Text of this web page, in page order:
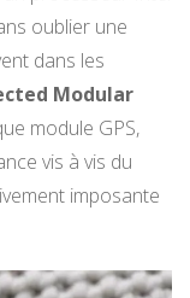
oublier une
dans les
Modular
module GPS,
vis à vis du
imposante